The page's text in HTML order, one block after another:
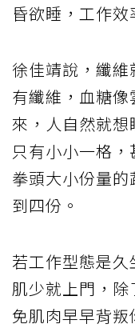
昏欲睡，工作效
徐佳靖說，纖
有纖維，血糖
來，人自然就
只有小小一格
拳頭大小份量
到四份。
若工作型態是
肌少就上門，
免肌肉早早背